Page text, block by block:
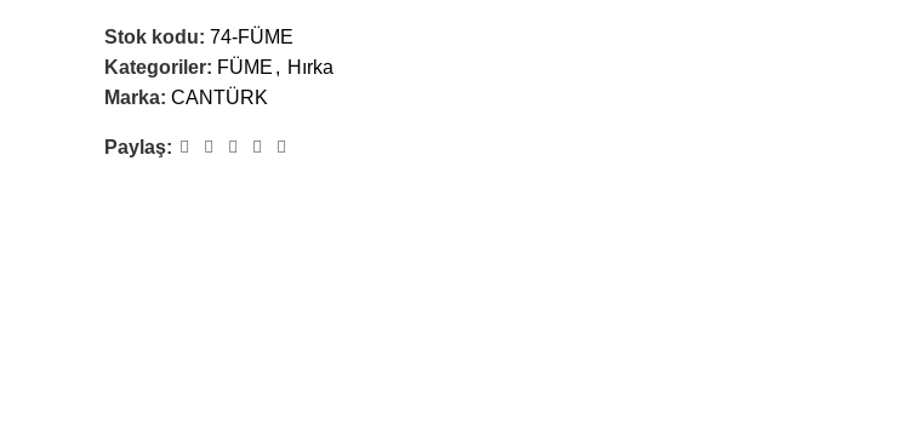
İsim*
Stok kodu: 74-FÜME
Kategoriler: FÜME , Hırka
Marka: CANTÜRK
Paylaş: